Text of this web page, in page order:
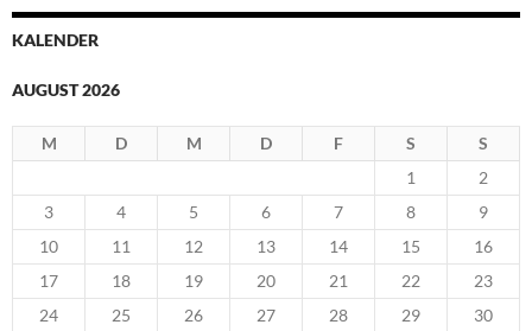
KALENDER
AUGUST 2026
M D M D F S
S
1
2
3
4 5 6 7 8
9
10
11 12 13 14 15
16
17
18 19 20 21 22
23
24
25 26 27 28 29
30